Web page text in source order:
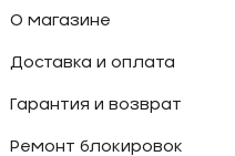
О магазине
Доставка и оплата
Гарантия и возврат
Ремонт блокировок